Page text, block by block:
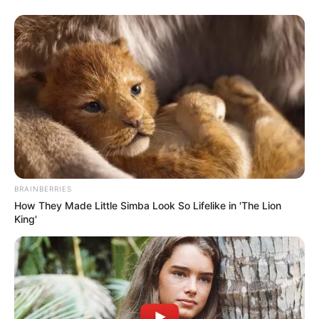
Gulyás Gergely kicsit kimozgatja elmacskásodott
térdízületeit.
Fotó: Bankó Gábor/444
„Orwelli világ, amiben vagyunk, amikor valaki azt
mondja, úgy erősíti meg a végrehajtó hatalommal
szembeni ellensúlyokat, hogy akik ott ülnek
ezekben a tisztségekben, azokat eltakarítják, és
majd önök kineveznek új embereket. Ez az
ellensúlyok meggyengítése, nem a megerősítése.
Sulyok Tamás nem valamelyik pártból jött, de
Magyar Péter azt mondta, az új köztársasági elnök
jöhet a Tiszából vagy akár a kormányból is.”
(Rétvári Bence, KDNP)
„Jogállamisági szempontból Isten hozott mindenkit
a Kubai Szocialista Köztársaságban. Olyan
BRAINBERRIES
How They Made Little Simba Look So Lifelike in 'The Lion
King'